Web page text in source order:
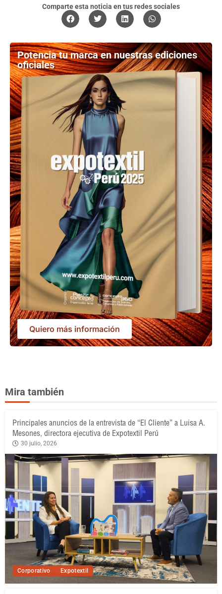
Comparte esta noticia en tus redes sociales
Potencia tu marca en nuestras ediciones
oficiales
Quiero más información
Mira también
Corporativo Expotextil
Principales anuncios de la entrevista de “El Cliente” a Luisa A.
Mesones, directora ejecutiva de Expotextil Perú
30 julio, 2026